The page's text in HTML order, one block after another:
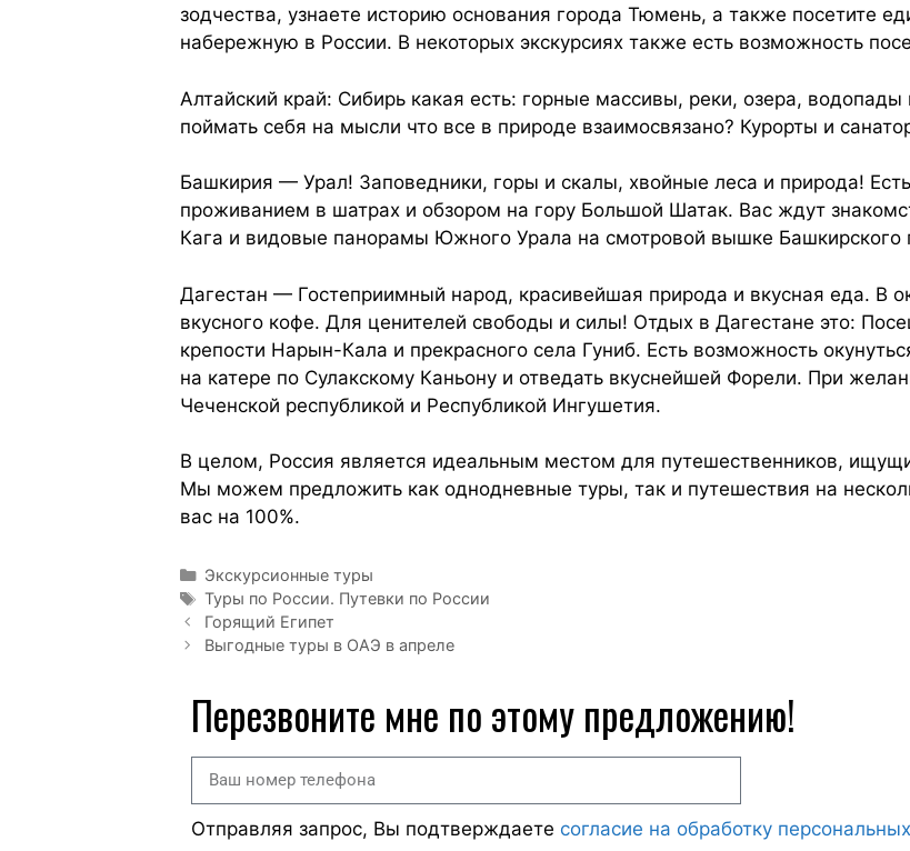
зодчества, узнаете историю основания города Тюмень, а также посетите
набережную в России. В некоторых экскурсиях также есть возможность
Алтайский край: Сибирь какая есть: горные массивы, реки, озера,
поймать себя на мысли что все в природе взаимосвязано? Курорты и
Башкирия — Урал! Заповедники, горы и скалы, хвойные леса и природа!
проживанием в шатрах и обзором на гору Большой Шатак. Вас ждут
Кага и видовые панорамы Южного Урала на смотровой вышке Башкирского
Дагестан — Гостеприимный народ, красивейшая природа и вкусная еда. В
вкусного кофе. Для ценителей свободы и силы! Отдых в Дагестане это:
крепости Нарын-Кала и прекрасного села Гуниб. Есть возможность
на катере по Сулакскому Каньону и отведать вкуснейшей Форели. При
Чеченской республикой и Республикой Ингушетия.
В целом, Россия является идеальным местом для путешественников,
Мы можем предложить как однодневные туры, так и путешествия на
вас на 100%.
Экскурсионные туры
Туры по России. Путевки по России
Горящий Египет
Выгодные туры в ОАЭ в апреле
Перезвоните мне по этому предложению!
Отправляя запрос, Вы подтверждаете согласие на обработку